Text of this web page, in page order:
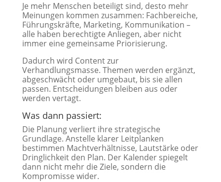
Je mehr Menschen beteiligt sind, desto mehr
Meinungen kommen zusammen: Fachbereiche,
Führungskräfte, Marketing, Kommunikation –
alle haben berechtigte Anliegen, aber nicht
immer eine gemeinsame Priorisierung.
Dadurch wird Content zur
Verhandlungsmasse. Themen werden ergänzt,
abgeschwächt oder umgebaut, bis sie allen
passen. Entscheidungen bleiben aus oder
werden vertagt.
Was dann passiert:
Die Planung verliert ihre strategische
Grundlage. Anstelle klarer Leitplanken
bestimmen Machtverhältnisse, Lautstärke oder
Dringlichkeit den Plan. Der Kalender spiegelt
dann nicht mehr die Ziele, sondern die
Kompromisse wider.